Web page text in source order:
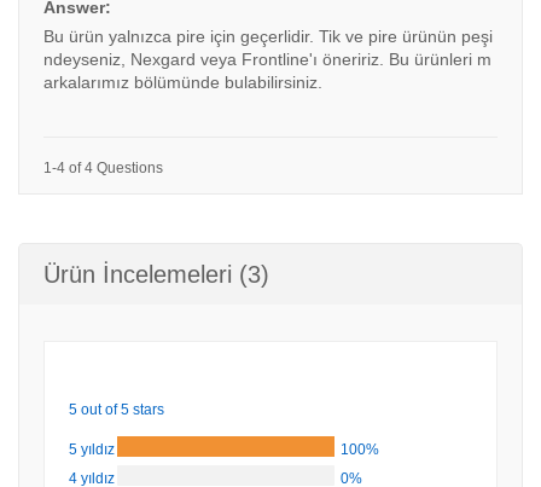
Answer:
Bu ürün yalnızca pire için geçerlidir. Tik ve pire ürünün peşi
ndeyseniz, Nexgard veya Frontline'ı öneririz. Bu ürünleri m
arkalarımız bölümünde bulabilirsiniz.
1-4 of 4 Questions
Ürün İncelemeleri (3)
5 out of 5 stars
5 yıldız
100%
4 yıldız
0%